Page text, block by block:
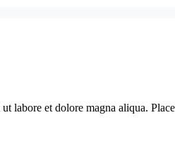
et dolore magna aliqua.